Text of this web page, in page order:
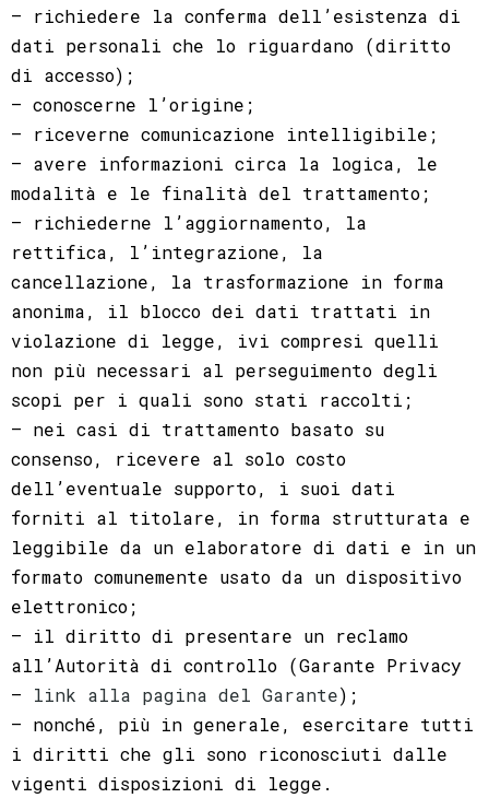
– richiedere la conferma dell’esistenza di
dati personali che lo riguardano (diritto
di accesso);
– conoscerne l’origine;
– riceverne comunicazione intelligibile;
– avere informazioni circa la logica, le
modalità e le finalità del trattamento;
– richiederne l’aggiornamento, la
rettifica, l’integrazione, la
cancellazione, la trasformazione in forma
anonima, il blocco dei dati trattati in
violazione di legge, ivi compresi quelli
non più necessari al perseguimento degli
scopi per i quali sono stati raccolti;
– nei casi di trattamento basato su
consenso, ricevere al solo costo
dell’eventuale supporto, i suoi dati
forniti al titolare, in forma strutturata e
leggibile da un elaboratore di dati e in un
formato comunemente usato da un dispositivo
elettronico;
– il diritto di presentare un reclamo
all’Autorità di controllo (Garante Privacy
– link alla pagina del Garante);
– nonché, più in generale, esercitare tutti
i diritti che gli sono riconosciuti dalle
vigenti disposizioni di legge.